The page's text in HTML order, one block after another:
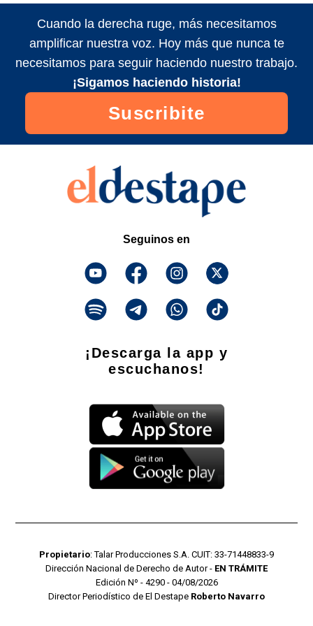
Cuando la derecha ruge, más necesitamos
amplificar nuestra voz. Hoy más que nunca te
necesitamos para seguir haciendo nuestro trabajo.
¡Sigamos haciendo historia!
Suscribite
Seguinos en
¡Descarga la app y
escuchanos!
Propietario: Talar Producciones S.A. CUIT: 33-71448833-9
Dirección Nacional de Derecho de Autor - EN TRÁMITE
Edición Nº - 4290 - 04/08/2026
Director Periodístico de El Destape Roberto Navarro